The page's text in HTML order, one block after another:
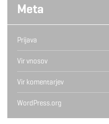
Meta
Prijava
Vir vnosov
Vir komentarjev
WordPress.org